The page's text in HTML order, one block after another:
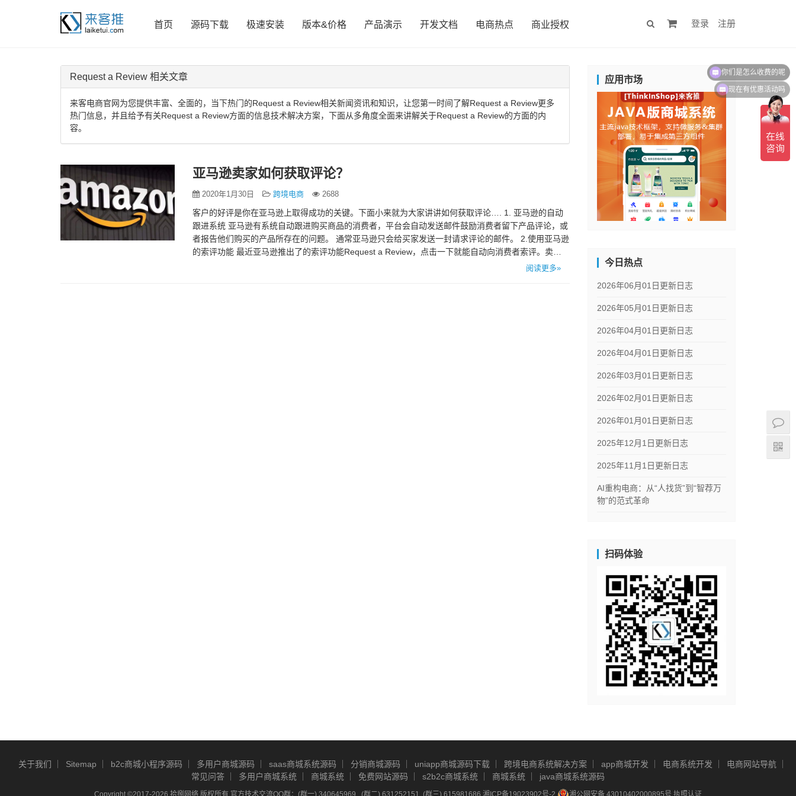
首页 源码下载 极速安装 版本&价格 产品演示 开发文档 电商热点 商业授权 登录 注册
Request a Review 相关文章
来客电商官网为您提供丰富、全面的，当下热门的Request a Review相关新闻资讯和知识，让您第一时间了解Request a Review更多
热门信息，并且给予有关Request a Review方面的信息技术解决方案，下面从多角度全面来讲解关于Request a Review的方面的内
容。
亚马逊卖家如何获取评论？
2020年1月30日 跨境电商 2688
客户的好评是你在亚马逊上取得成功的关键。下面小来就为大家讲讲如何获取评论…. 1. 亚马逊的自动
跟进系统 亚马逊有系统自动跟进购买商品的消费者，平台会自动发送邮件鼓励消费者留下产品评论，或
者报告他们购买的产品所存在的问题。 通常亚马逊只会给买家发送一封请求评论的邮件。 2.使用亚马逊
的索评功能 最近亚马逊推出了的索评功能Request a Review，点击一下就能自动向消费者索评。卖…
阅读更多»
应用市场
今日热点
2026年06月01日更新日志
2026年05月01日更新日志
2026年04月01日更新日志
2026年04月01日更新日志
2026年03月01日更新日志
2026年02月01日更新日志
2026年01月01日更新日志
2025年12月1日更新日志
2025年11月1日更新日志
AI重构电商：从“人找货”到“智荐万
物”的范式革命
扫码体验
关于我们 Sitemap b2c商城小程序源码 多用户商城源码 saas商城系统源码 分销商城源码 uniapp商城源码下载 跨境电商系统解决方案 app商城开发 电商系统开发
电商网站导航
常见问答
多用户商城系统 商城系统 免费网站源码 s2b2c商城系统 商城系统 java商城系统源码
Copyright ©2017-2026 拾捌网络 版权所有 官方技术交流QQ群：(群一) 340645969 , (群二) 631252151, (群三) 615981686 湘ICP备19023902号-2 湘公网安备 43010402000895号 执照认证
你们是怎么收费的呢
现在有优惠活动吗